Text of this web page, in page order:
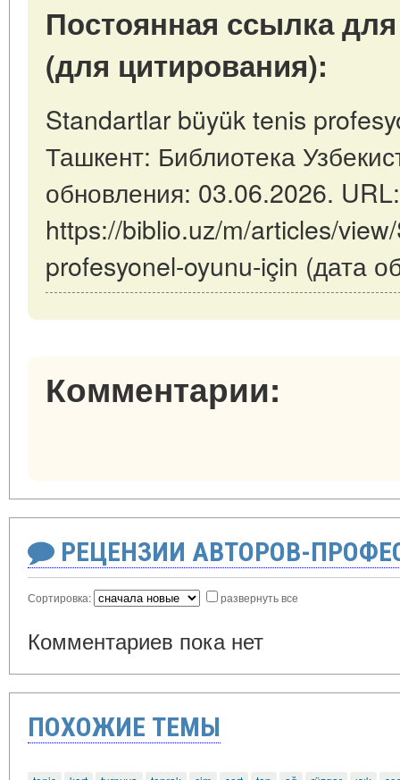
Постоянная ссылка
(для цитирования):
Standartlar büyük tenis
Ташкент: Библиотека
обновления: 03.06.2026. URL:
https://biblio.uz/m/articles/
profesyonel-oyunu-için (дата
Комментарии:
РЕЦЕНЗИИ АВТОРОВ-
Сортировка: развернуть все
Комментариев пока нет
ПОХОЖИЕ ТЕМЫ